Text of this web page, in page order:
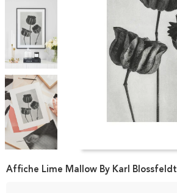
1
Affiche Lime Mallow By Karl Blossfeldt